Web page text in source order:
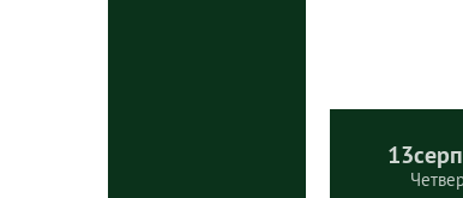
13